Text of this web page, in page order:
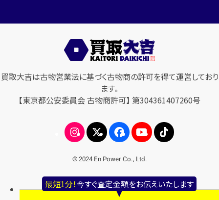
最短1分！今すぐ査定金額をお伝えいたします
買取大吉は古物営業法に基づく古物商の許可を得て運営しており
ます。
【東京都公安委員会 古物商許可】 第304361407260号
© 2024 En Power Co., Ltd.